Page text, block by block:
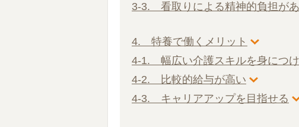
3-3. 看取りによる精神的負担が
4. 特養で働くメリット
4-1. 幅広い介護スキルを身につ
4-2. 比較的給与が高い
4-3. キャリアアップを目指せる